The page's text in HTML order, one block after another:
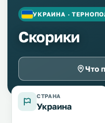
УКРАИНА ·
Скорики
Что
СТРАНА
Украина